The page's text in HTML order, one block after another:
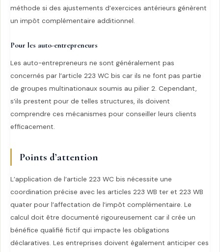
méthode si des ajustements d’exercices antérieurs génèrent
un impôt complémentaire additionnel.
Pour les auto-entrepreneurs
Les auto-entrepreneurs ne sont généralement pas
concernés par l’article 223 WC bis car ils ne font pas partie
de groupes multinationaux soumis au pilier 2. Cependant,
s’ils prestent pour de telles structures, ils doivent
comprendre ces mécanismes pour conseiller leurs clients
efficacement.
Points d’attention
L’application de l’article 223 WC bis nécessite une
coordination précise avec les articles 223 WB ter et 223 WB
quater pour l’affectation de l’impôt complémentaire. Le
calcul doit être documenté rigoureusement car il crée un
bénéfice qualifié fictif qui impacte les obligations
déclaratives. Les entreprises doivent également anticiper ces